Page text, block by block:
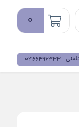
0
02166496333